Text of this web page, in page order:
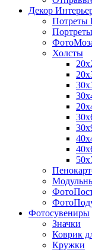
Декор
Потреты
Холсты
Фотоcувениры
Значки
Коврик
Кружки